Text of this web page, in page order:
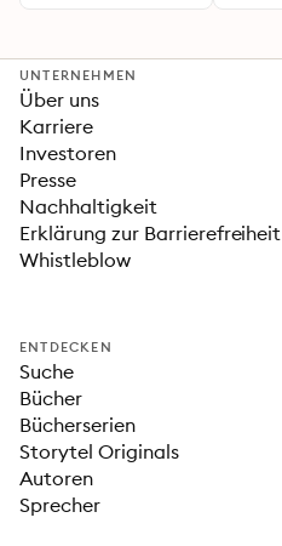
UNTERNEHMEN
Über uns
Karriere
Investoren
Presse
Nachhaltigkeit
Erklärung zur Barrierefreiheit
Whistleblow
ENTDECKEN
Suche
Bücher
Bücherserien
Storytel Originals
Autoren
Sprecher